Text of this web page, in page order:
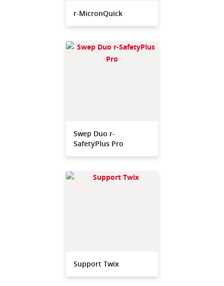
r-MicronQuick
Swep Duo r-
SafetyPlus Pro
Support Twix